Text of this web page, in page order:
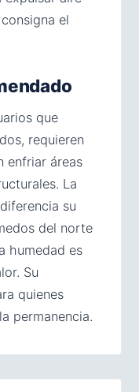
el
que
requieren
enfriar áreas
La
diferencia su
del norte
humedad es
Su
quienes
permanencia.